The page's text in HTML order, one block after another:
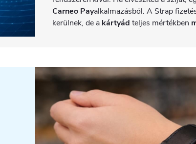
Carneo Payalkalmazásból. A Strap
kerülnek, de a kártyád teljes mértékben